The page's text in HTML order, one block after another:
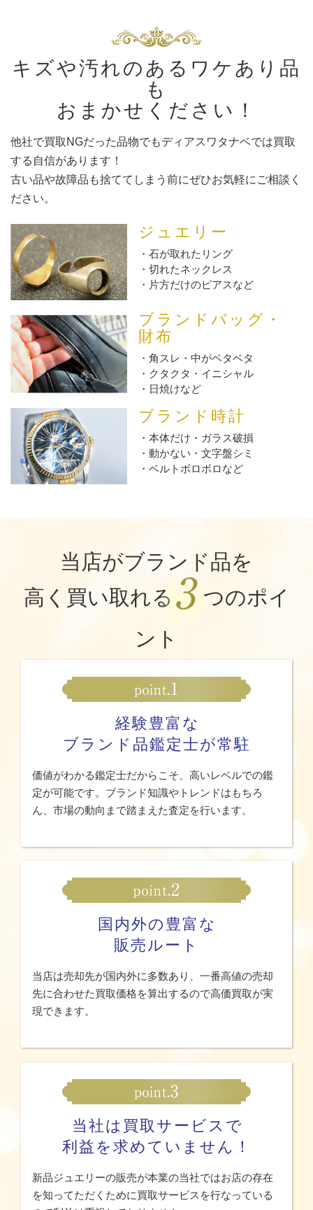
キズや汚れのあるワケあり品
も
おまかせください！
他社で買取NGだった品物でもディアスワタナベでは買取
する自信があります！
古い品や故障品も捨ててしまう前にぜひお気軽にご相談く
ださい。
ジュエリー
石が取れたリング
切れたネックレス
片方だけのピアスなど
ブランドバッグ・
財布
角スレ・中がベタベタ
クタクタ・イニシャル
日焼けなど
ブランド時計
本体だけ・ガラス破損
動かない・文字盤シミ
ベルトボロボロなど
当店がブランド品を
高く買い取れる
つのポイ
ント
経験豊富な
ブランド品鑑定士が常駐
価値がわかる鑑定士だからこそ、高いレベルでの鑑
定が可能です。ブランド知識やトレンドはもちろ
ん、市場の動向まで踏まえた査定を行います。
国内外の豊富な
販売ルート
当店は売却先が国内外に多数あり、一番高値の売却
先に合わせた買取価格を算出するので高価買取が実
現できます。
当社は買取サービスで
利益を求めていません！
新品ジュエリーの販売が本業の当社ではお店の存在
を知ってただくために買取サービスを行なっている